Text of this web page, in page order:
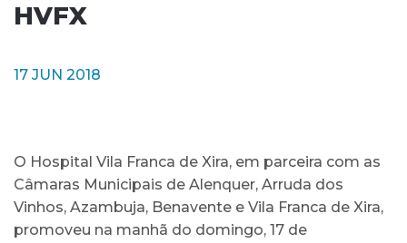
HVFX
17 JUN 2018
O Hospital Vila Franca de Xira, em parceira com as
Câmaras Municipais de Alenquer, Arruda dos
Vinhos, Azambuja, Benavente e Vila Franca de Xira,
promoveu na manhã do domingo, 17 de